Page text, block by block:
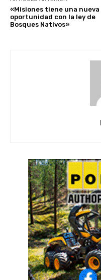
«Misiones tiene una nueva
oportunidad con la ley de
Bosques Nativos»